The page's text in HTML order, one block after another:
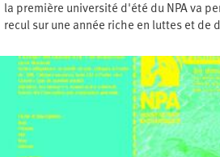
la première université d'été du NPA va
recul sur une année riche en luttes et de